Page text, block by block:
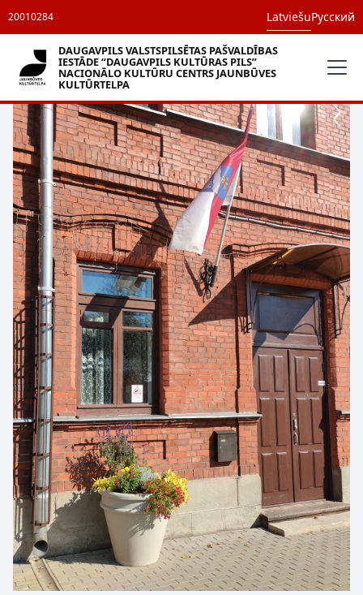
20010284 LatviešuРусский
DAUGAVPILS VALSTSPILSĒTAS PAŠVALDĪBAS
IESTĀDE “DAUGAVPILS KULTŪRAS PILS”
NACIONĀLO KULTŪRU CENTRS JAUNBŪVES
KULTŪRTELPA